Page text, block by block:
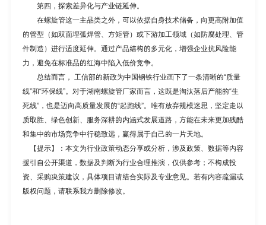
第四，探索差异化与产业链延伸。
在螺旋管这一主品类之外，可以依据自身技术储备，向更高附加值
的管型（如双面埋弧焊管、方矩管）或下游加工领域（如防腐处理、管
件制造）进行适度延伸。通过产品结构的多元化，增强企业抗风险能
力，避免在标准品的红海中陷入低价竞争。
总结而言， 工信部的新政为中国钢铁行业画下了一条清晰的“质量
线”和“环保线”。对于湖南螺旋管厂家而言，这既是淘汰落后产能的“生
死线”，也是迈向高质量发展的“起跑线”。唯有放弃规模迷思，坚定走以
质取胜、绿色创新、服务深耕的内涵式发展道路，方能在未来更加残酷
和集中的市场竞争中行稳致远，赢得属于自己的一片天地。
【提示】：本文为行业政策动态分享或分析，涉及政策、数据等内容
援引自公开渠道，数据及判断为行业合理推演，仅供参考；不构成投
资、采购决策建议，具体项目请结合实际及专业意见。若有内容疏漏或
版权问题，请联系我方删除修改。